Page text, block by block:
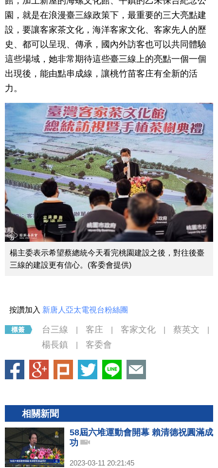
園，就是在浪漫臺三線政策下，最重要的三大亮點建
設，要讓客家茶文化，海洋客家文化、客家先人的歷
史、都可以呈現、傳承，國內外訪客也可以共同體驗
這些場域，她非常期待這些臺三線上的亮點一個一個
出現後，能由點串成線，讓桃竹苗客庄有全新的活
力。
楊主委表示希望蔡總統今天看完桃園建設之後，對往後臺
三線的建設更有信心。(客委會提供)
按讚加入 新唐人亞太電視台粉絲團
台三線 客庄 客家文化 蔡英文
楊長鎮 客委會
相關新聞
58屆六堆運動會開幕 賴清德祝圓滿成
功
2023-03-11 20:21:45